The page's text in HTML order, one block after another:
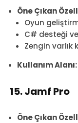
Öne Çıkan
Oyun
C# desteği
Zengin varlık
Kullanım Alanı:
15. Jamf Pro
Öne Çıkan